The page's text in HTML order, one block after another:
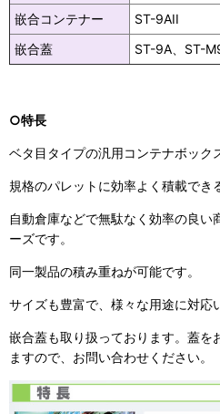
嵌合コンテナー
ST-9AII
嵌合蓋
ST-9A、ST-
○特長
ベタ目タイプの汎用コンテナボック
規格のパレットに効率よく積載でき
自動倉庫などで無駄なく効率の良い
ーズです。
同一製品の積み重ねが可能です。
サイズも豊富で、様々な用途に対応
嵌合蓋も取り扱っております。蓋を
ますので、お問い合わせください。